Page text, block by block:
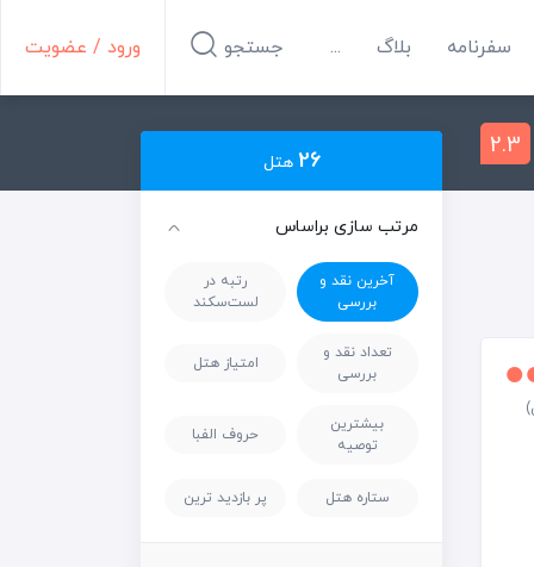
سفرنامه بلاگ ... ورود / عضویت جستجو
2.3
26 هتل
مرتب سازی براساس
آخرین نقد و
بررسی
رتبه در
لست‌سکند
تعداد نقد و
بررسی
امتیاز هتل
بیشترین
توصیه
حروف الفبا
ستاره هتل پر بازدید ترین